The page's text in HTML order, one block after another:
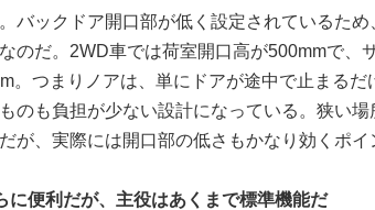
バックドア開口部が低く設定されているため
のだ。2WD車では荷室開口高が500mmで、
。つまりノアは、単にドアが途中で止まるだ
のも負担が少ない設計になっている。狭い場
が、実際には開口部の低さもかなり効くポイ
に便利だが、主役はあくまで標準機能だ